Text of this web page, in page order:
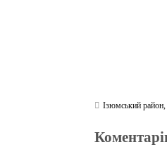
Ізюмський район